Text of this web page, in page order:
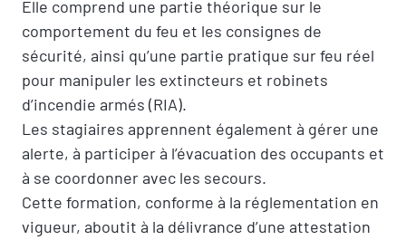
Elle comprend une partie théorique sur le
comportement du feu et les consignes de
sécurité, ainsi qu’une partie pratique sur feu réel
pour manipuler les extincteurs et robinets
d’incendie armés (RIA).
Les stagiaires apprennent également à gérer une
alerte, à participer à l’évacuation des occupants et
à se coordonner avec les secours.
Cette formation, conforme à la réglementation en
vigueur, aboutit à la délivrance d’une attestation